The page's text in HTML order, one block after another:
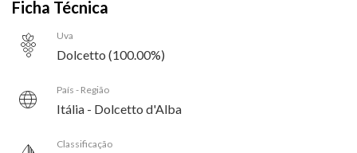
Ficha Técnica
Uva
Dolcetto (100.00%)
País - Região
Itália - Dolcetto d'Alba
Classificação